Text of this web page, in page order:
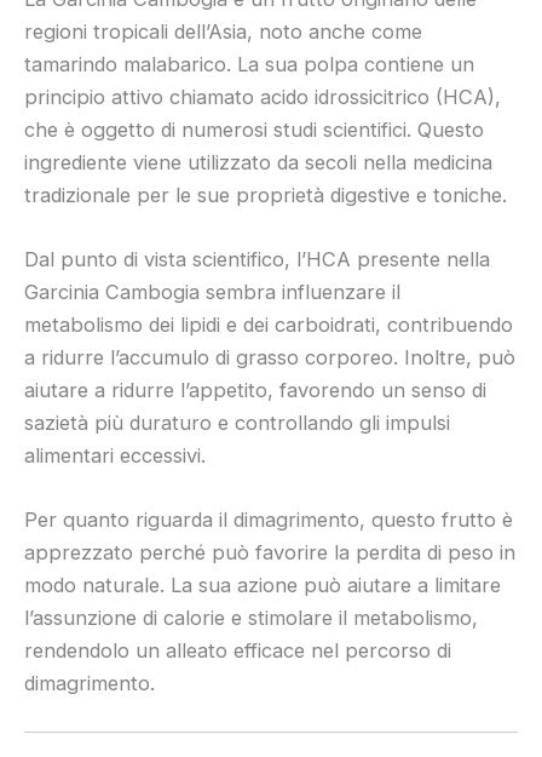
regioni tropicali dell’Asia, noto anche come
tamarindo malabarico. La sua polpa contiene un
principio attivo chiamato acido idrossicitrico (HCA),
che è oggetto di numerosi studi scientifici. Questo
ingrediente viene utilizzato da secoli nella medicina
tradizionale per le sue proprietà digestive e toniche.
Dal punto di vista scientifico, l’HCA presente nella
Garcinia Cambogia sembra influenzare il
metabolismo dei lipidi e dei carboidrati, contribuendo
a ridurre l’accumulo di grasso corporeo. Inoltre, può
aiutare a ridurre l’appetito, favorendo un senso di
sazietà più duraturo e controllando gli impulsi
alimentari eccessivi.
Per quanto riguarda il dimagrimento, questo frutto è
apprezzato perché può favorire la perdita di peso in
modo naturale. La sua azione può aiutare a limitare
l’assunzione di calorie e stimolare il metabolismo,
rendendolo un alleato efficace nel percorso di
dimagrimento.